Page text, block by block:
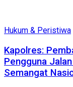
Hukum & Peristiwa
Kapolres:
Pengguna
Semangat